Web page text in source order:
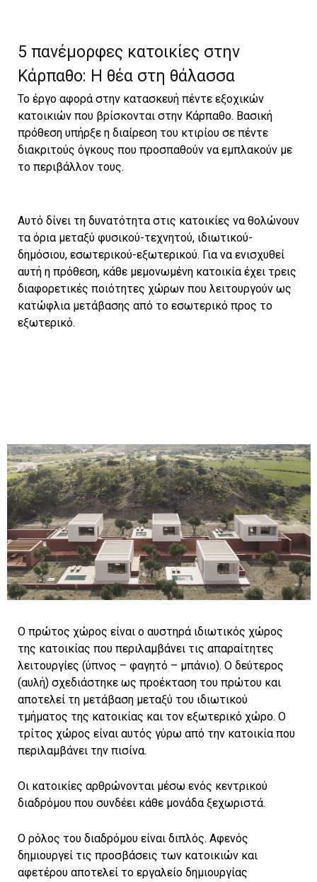
5 πανέμορφες κατοικίες στην
Κάρπαθο: H θέα στη θάλασσα
Το έργο αφορά στην κατασκευή πέντε εξοχικών
κατοικιών που βρίσκονται στην Κάρπαθο. Βασική
πρόθεση υπήρξε η διαίρεση του κτιρίου σε πέντε
διακριτούς όγκους που προσπαθούν να εμπλακούν με
το περιβάλλον τους.
Αυτό δίνει τη δυνατότητα στις κατοικίες να θολώνουν
τα όρια μεταξύ φυσικού-τεχνητού, ιδιωτικού-
δημόσιου, εσωτερικού-εξωτερικού. Για να ενισχυθεί
αυτή η πρόθεση, κάθε μεμονωμένη κατοικία έχει τρεις
διαφορετικές ποιότητες χώρων που λειτουργούν ως
κατώφλια μετάβασης από το εσωτερικό προς το
εξωτερικό.
Ο πρώτος χώρος είναι ο αυστηρά ιδιωτικός χώρος
της κατοικίας που περιλαμβάνει τις απαραίτητες
λειτουργίες (ύπνος – φαγητό – μπάνιο). Ο δεύτερος
(αυλή) σχεδιάστηκε ως προέκταση του πρώτου και
αποτελεί τη μετάβαση μεταξύ του ιδιωτικού
τμήματος της κατοικίας και τον εξωτερικό χώρο. Ο
τρίτος χώρος είναι αυτός γύρω από την κατοικία που
περιλαμβάνει την πισίνα.
Οι κατοικίες αρθρώνονται μέσω ενός κεντρικού
διαδρόμου που συνδέει κάθε μονάδα ξεχωριστά.
Ο ρόλος του διαδρόμου είναι διπλός. Αφενός
δημιουργεί τις προσβάσεις των κατοικιών και
αφετέρου αποτελεί το εργαλείο δημιουργίας